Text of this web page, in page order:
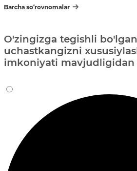
Barcha so‘rovnomalar
O'zingizga tegishli
uchastkangizni
imkoniyati mavjudligidan